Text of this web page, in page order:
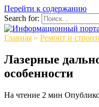
Перейти к содержанию
Search for:
Главная » Ремонт и
Лазерные
особенности
На чтение 2 мин